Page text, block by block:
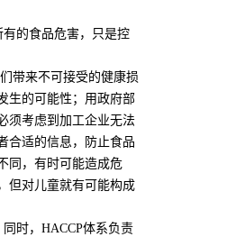
的食品危害，只是控
带来不可接受的健康损
生的可能性；用政府部
须考虑到加工企业无法
合适的信息，防止食品
同，有时可能造成危
但对儿童就有可能构成
时，HACCP体系负责